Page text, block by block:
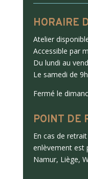
HORAIRE
Atelier
Accessible par
Du lundi au
Le samedi de
Fermé le
POINT DE
En cas de
enlèvement est
Namur, Liège,